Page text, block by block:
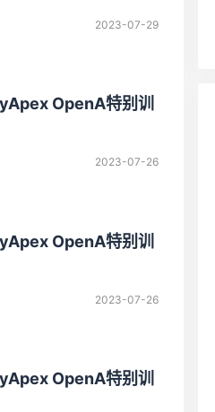
2023-07-29
OpenA特别训
2023-07-26
OpenA特别训
2023-07-26
OpenA特别训